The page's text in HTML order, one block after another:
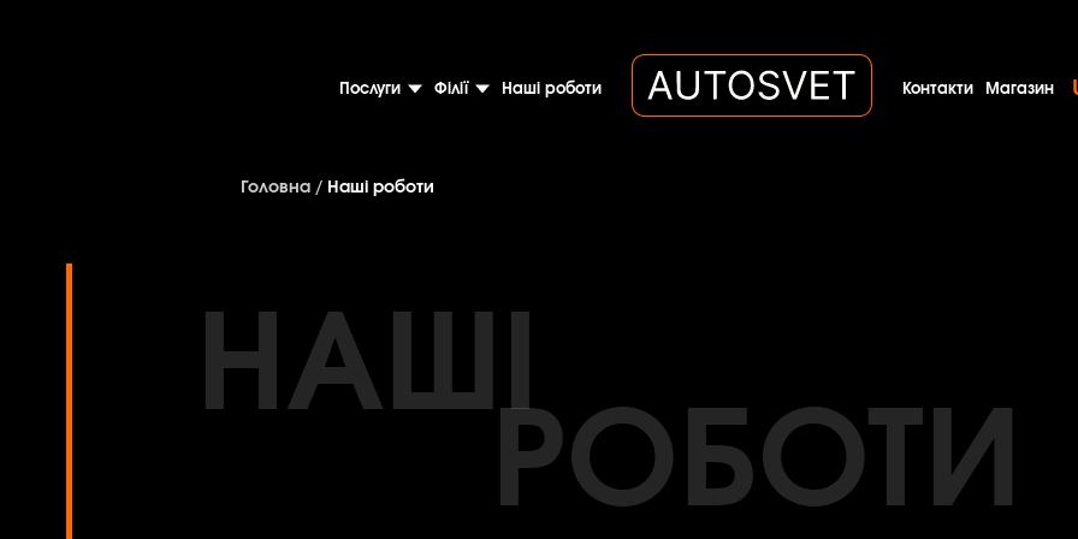
Послуги Філії Наші роботи Контакти Магазин
Головна / Наші роботи
НАШІ
РОБОТИ